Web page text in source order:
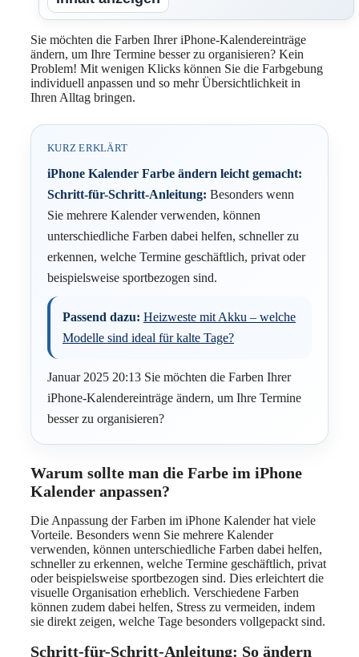
Sie möchten die Farben Ihrer iPhone-Kalendereinträge
ändern, um Ihre Termine besser zu organisieren? Kein
Problem! Mit wenigen Klicks können Sie die Farbgebung
individuell anpassen und so mehr Übersichtlichkeit in
Ihren Alltag bringen.
KURZ ERKLÄRT
iPhone Kalender Farbe ändern leicht gemacht:
Schritt-für-Schritt-Anleitung: Besonders wenn
Sie mehrere Kalender verwenden, können
unterschiedliche Farben dabei helfen, schneller zu
erkennen, welche Termine geschäftlich, privat oder
beispielsweise sportbezogen sind.
Passend dazu: Heizweste mit Akku – welche
Modelle sind ideal für kalte Tage?
Januar 2025 20:13 Sie möchten die Farben Ihrer
iPhone-Kalendereinträge ändern, um Ihre Termine
besser zu organisieren?
Warum sollte man die Farbe im iPhone
Kalender anpassen?
Die Anpassung der Farben im iPhone Kalender hat viele
Vorteile. Besonders wenn Sie mehrere Kalender
verwenden, können unterschiedliche Farben dabei helfen,
schneller zu erkennen, welche Termine geschäftlich, privat
oder beispielsweise sportbezogen sind. Dies erleichtert die
visuelle Organisation erheblich. Verschiedene Farben
können zudem dabei helfen, Stress zu vermeiden, indem
sie direkt zeigen, welche Tage besonders vollgepackt sind.
Schritt-für-Schritt-Anleitung: So ändern